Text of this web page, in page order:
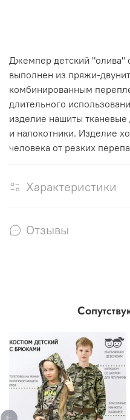
Джемпер детский "олива"
выполнен из пряжи-
комбинированным
длительного
изделие нашиты
и налокотники. Изделие
человека от резких
Характеристики
Отзывы